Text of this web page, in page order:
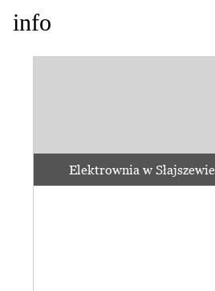
info
Elektrownia w